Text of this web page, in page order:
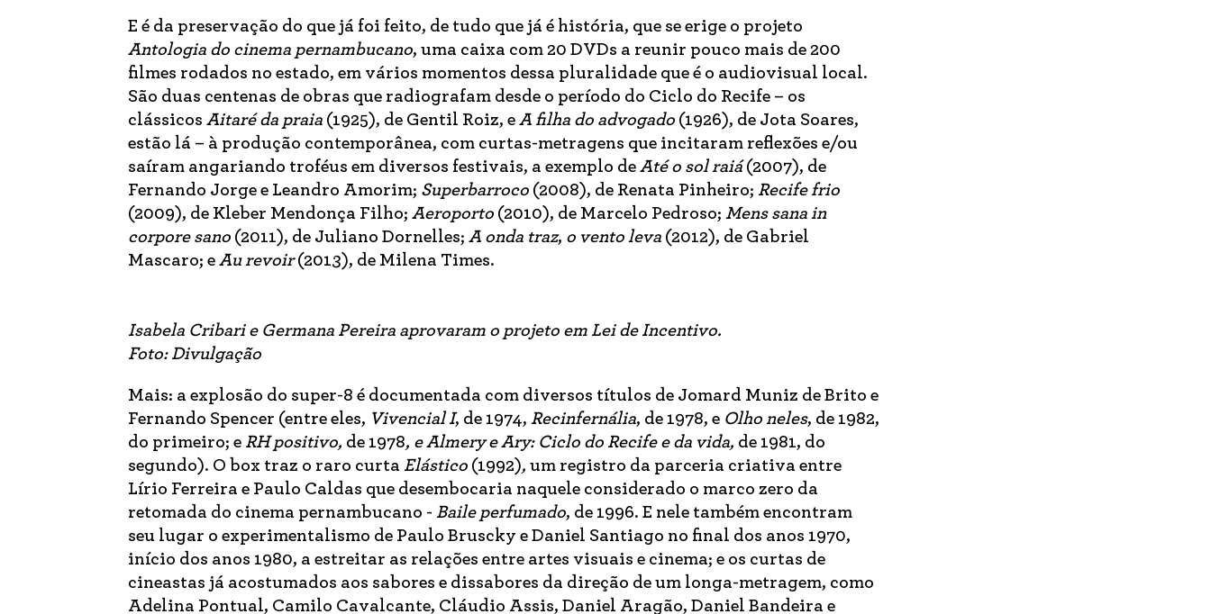
E é da preservação do que já foi feito, de tudo que já é história, que se erige o projeto
Antologia do cinema pernambucano, uma caixa com 20 DVDs a reunir pouco mais de 200
filmes rodados no estado, em vários momentos dessa pluralidade que é o audiovisual local.
São duas centenas de obras que radiografam desde o período do Ciclo do Recife – os
clássicos Aitaré da praia (1925), de Gentil Roiz, e A filha do advogado (1926), de Jota Soares,
estão lá – à produção contemporânea, com curtas-metragens que incitaram reflexões e/ou
saíram angariando troféus em diversos festivais, a exemplo de Até o sol raiá(2007), de
Fernando Jorge e Leandro Amorim; Superbarroco (2008), de Renata Pinheiro; Recife frio
(2009), de Kleber Mendonça Filho; Aeroporto (2010), de Marcelo Pedroso; Mens sana in
corpore sano (2011), de Juliano Dornelles; A onda traz, o vento leva (2012), de Gabriel
Mascaro; e Au revoir(2013), de Milena Times.
Isabela Cribari e Germana Pereira aprovaram o projeto em Lei de Incentivo.
Foto: Divulgação
Mais: a explosão do super-8 é documentada com diversos títulos de Jomard Muniz de Brito e
Fernando Spencer (entre eles, Vivencial I, de 1974, Recinfernália, de 1978, e Olho neles, de 1982,
do primeiro; e RH positivo, de 1978, e Almery e Ary: Ciclo do Recife e da vida, de 1981, do
segundo). O box traz o raro curta Elástico (1992), um registro da parceria criativa entre
Lírio Ferreira e Paulo Caldas que desembocaria naquele considerado o marco zero da
retomada do cinema pernambucano - Baile perfumado, de 1996. E nele também encontram
seu lugar o experimentalismo de Paulo Bruscky e Daniel Santiago no final dos anos 1970,
início dos anos 1980, a estreitar as relações entre artes visuais e cinema; e os curtas de
cineastas já acostumados aos sabores e dissabores da direção de um longa-metragem, como
Adelina Pontual, Camilo Cavalcante, Cláudio Assis, Daniel Aragão, Daniel Bandeira e